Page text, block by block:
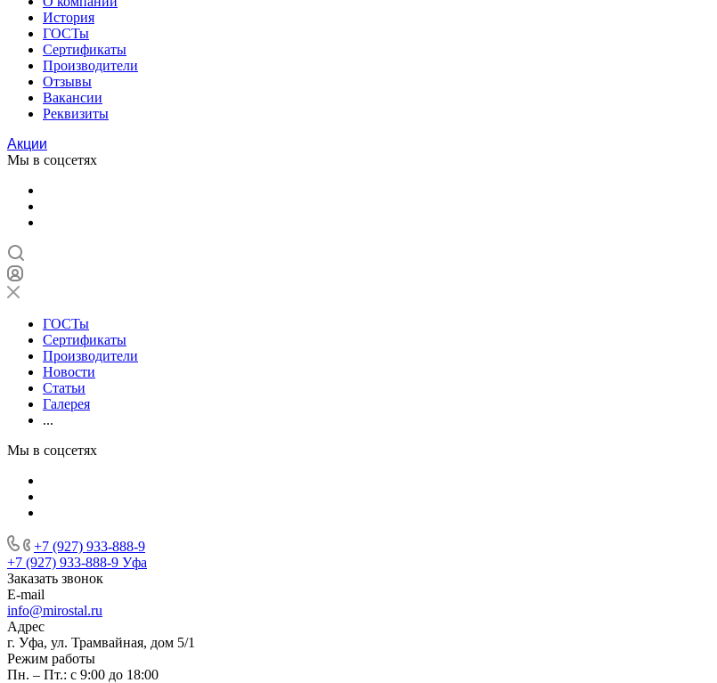
История
ГОСТы
Сертификаты
Производители
Отзывы
Вакансии
Реквизиты
Акции
Мы в соцсетях
ГОСТы
Сертификаты
Производители
Новости
Статьи
Галерея
...
Мы в соцсетях
+7 (927) 933-888-9
+7 (927) 933-888-9 Уфа
Заказать звонок
E-mail
info@mirostal.ru
Адрес
г. Уфа, ул. Трамвайная, дом 5/1
Режим работы
Пн. – Пт.: с 9:00 до 18:00